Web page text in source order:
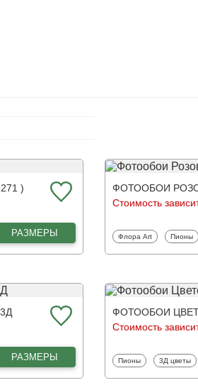
)
РАЗМЕРЫ
ФОТООБОИ
Стоимость
Фотообои
Флора Art Пионы
РАЗМЕРЫ
ФОТООБОИ
Стоимость
Фотообои
Пионы Фотообои
3Д цветы